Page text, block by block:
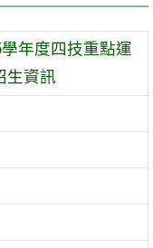
年度四技重點運
生資訊